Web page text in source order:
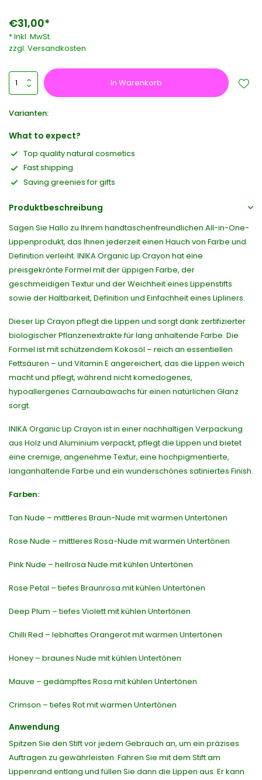
€31,00*
* Inkl. MwSt.
zzgl. Versandkosten
In Warenkorb
Varianten:
What to expect?
Top quality natural cosmetics
Fast shipping
Saving greenies for gifts
Produktbeschreibung
Sagen Sie Hallo zu Ihrem handtaschenfreundlichen All-in-One-
Lippenprodukt, das Ihnen jederzeit einen Hauch von Farbe und
Definition verleiht. INIKA Organic Lip Crayon hat eine
preisgekrönte Formel mit der üppigen Farbe, der
geschmeidigen Textur und der Weichheit eines Lippenstifts
sowie der Haltbarkeit, Definition und Einfachheit eines Lipliners.
Dieser Lip Crayon pflegt die Lippen und sorgt dank zertifizierter
biologischer Pflanzenextrakte für lang anhaltende Farbe. Die
Formel ist mit schützendem Kokosöl – reich an essentiellen
Fettsäuren – und Vitamin E angereichert, das die Lippen weich
macht und pflegt, während nicht komedogenes,
hypoallergenes Carnaubawachs für einen natürlichen Glanz
sorgt.
INIKA Organic Lip Crayon ist in einer nachhaltigen Verpackung
aus Holz und Aluminium verpackt, pflegt die Lippen und bietet
eine cremige, angenehme Textur, eine hochpigmentierte,
langanhaltende Farbe und ein wunderschönes satiniertes Finish.
Farben:
Tan Nude – mittleres Braun-Nude mit warmen Untertönen
Rose Nude – mittleres Rosa-Nude mit warmen Untertönen
Pink Nude – hellrosa Nude mit kühlen Untertönen
Rose Petal – tiefes Braunrosa mit kühlen Untertönen
Deep Plum – tiefes Violett mit kühlen Untertönen
Chilli Red – lebhaftes Orangerot mit warmen Untertönen
Honey – braunes Nude mit kühlen Untertönen
Mauve – gedämpftes Rosa mit kühlen Untertönen
Crimson – tiefes Rot mit warmen Untertönen
Anwendung
Spitzen Sie den Stift vor jedem Gebrauch an, um ein präzises
Auftragen zu gewährleisten. Fahren Sie mit dem Stift am
Lippenrand entlang und füllen Sie dann die Lippen aus. Er kann